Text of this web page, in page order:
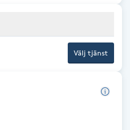
Välj tjänst